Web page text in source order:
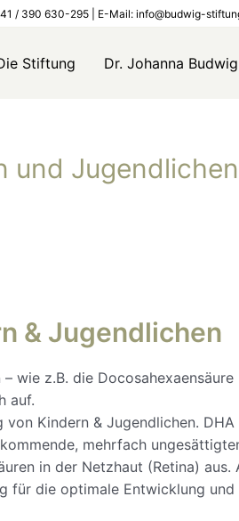
/ 390 630-295 | E-Mail: info@budwig-
Stiftung Dr. Johanna Budwig
und Jugendlichen
& Jugendlichen
wie z.B. die
auf.
Kindern & Jugendlichen.
mehrfach
in der Netzhaut (Retina)
die optimale Entwicklung